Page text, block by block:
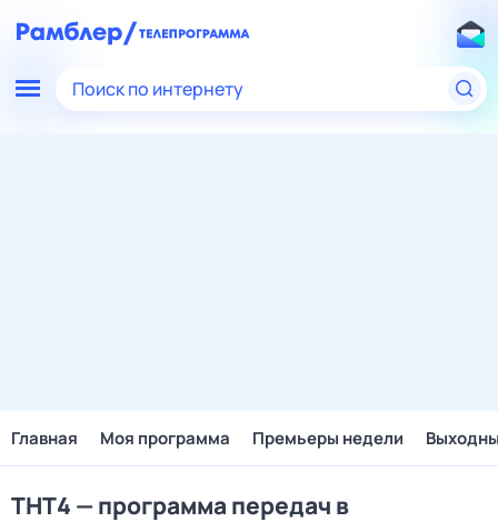
Поиск по интернету
Главная Моя программа Премьеры недели
ТНТ4 — программа передач в